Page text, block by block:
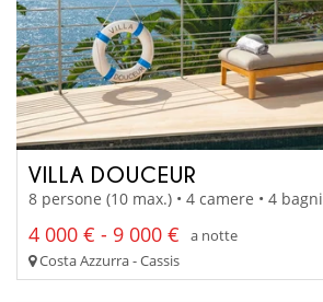
VILLA DOUCEUR
8 persone (10 max.) • 4 camere • 4 bagni
4 000 € - 9 000 €
a notte
Costa Azzurra - Cassis